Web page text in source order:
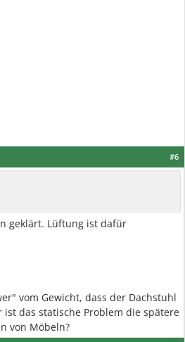
#6
geklärt. Lüftung ist dafür
vom Gewicht, dass der Dachstuhl
das statische Problem die spätere
von Möbeln?